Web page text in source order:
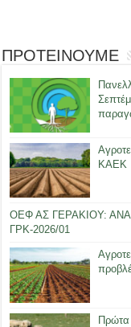
ΠΡΟΤΕΙΝΟΥΜΕ
ΚΑΕΚ
ΟΕΦ ΑΣ ΓΕΡΑΚΙΟΥ:
ΓΡΚ-2026/01
Πρώτα